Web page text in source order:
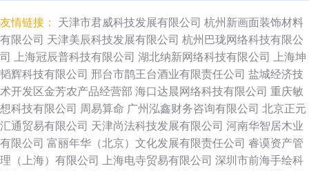
友情链接： 天津市君威科技发展有限公司 杭州新画面装饰材料
有限公司 天津美辰科技发展有限公司 杭州巴珑网络科技有限公
司
上海冠辰普科技有限公司 湖北纳新网络科技有限公司
上海坤
韬辉科技有限公司 邢台市鹊王台酒业有限责任公司 盐城经济技
术开发区金芳农产品经营部 海口达晨网络科技有限公司 重庆敏
想科技有限公司 周易算命 广州泓鑫财务咨询有限公司 北京正元
汇通贸易有限公司 天津尚法科技发展有限公司 河南华智居木业
有限公司 富丽年华（北京）文化发展有限责任公司 睿谟资产管
理（上海）有限公司
上海电寺贸易有限公司 深圳市前海手绘科